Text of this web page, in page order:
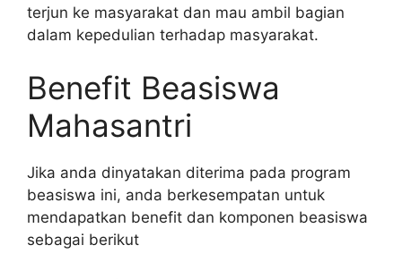
terjun ke masyarakat dan mau ambil bagian
dalam kepedulian terhadap masyarakat.
Benefit Beasiswa
Mahasantri
Jika anda dinyatakan diterima pada program
beasiswa ini, anda berkesempatan untuk
mendapatkan benefit dan komponen beasiswa
sebagai berikut